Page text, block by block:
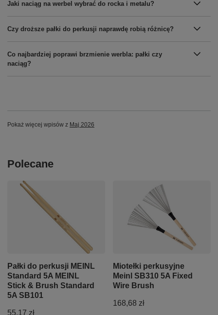
Jaki naciąg na werbel wybrać do rocka i metalu?
Czy droższe pałki do perkusji naprawdę robią różnicę?
Co najbardziej poprawi brzmienie werbla: pałki czy
naciąg?
Pokaż więcej wpisów z Maj 2026
Polecane
Pałki do perkusji MEINL
Standard 5A MEINL
Stick & Brush Standard
5A SB101
55,17 zł
Miotełki perkusyjne
Meinl SB310 5A Fixed
Wire Brush
168,68 zł